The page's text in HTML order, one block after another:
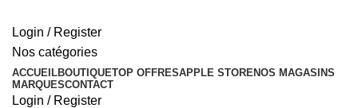
Login / Register
Nos catégories
ACCUEILBOUTIQUETOP OFFRESAPPLE STORENOS MAGASINS
MARQUESCONTACT
Login / Register